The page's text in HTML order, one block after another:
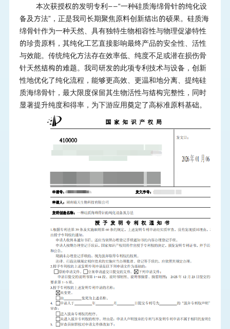
本次获授权的发明专利——“一种硅质海绵骨针的纯化设
备及方法”，正是我司长期聚焦原料创新结出的硕果。硅质海
绵骨针作为一种天然、具有独特生物相容性与物理促渗特性
的珍贵原料，其纯化工艺直接影响最终产品的安全性、活性
与效能。传统纯化方法存在效率低、纯度不足或潜在损伤骨
针天然结构的难题。我司研发的此项专利技术与设备，创新
性地优化了纯化流程，能够更高效、更温和地分离、提纯硅
质海绵骨针，最大限度保留其生物活性与结构完整性，同时
显著提升纯度和得率，为下游应用奠定了高标准原料基础。